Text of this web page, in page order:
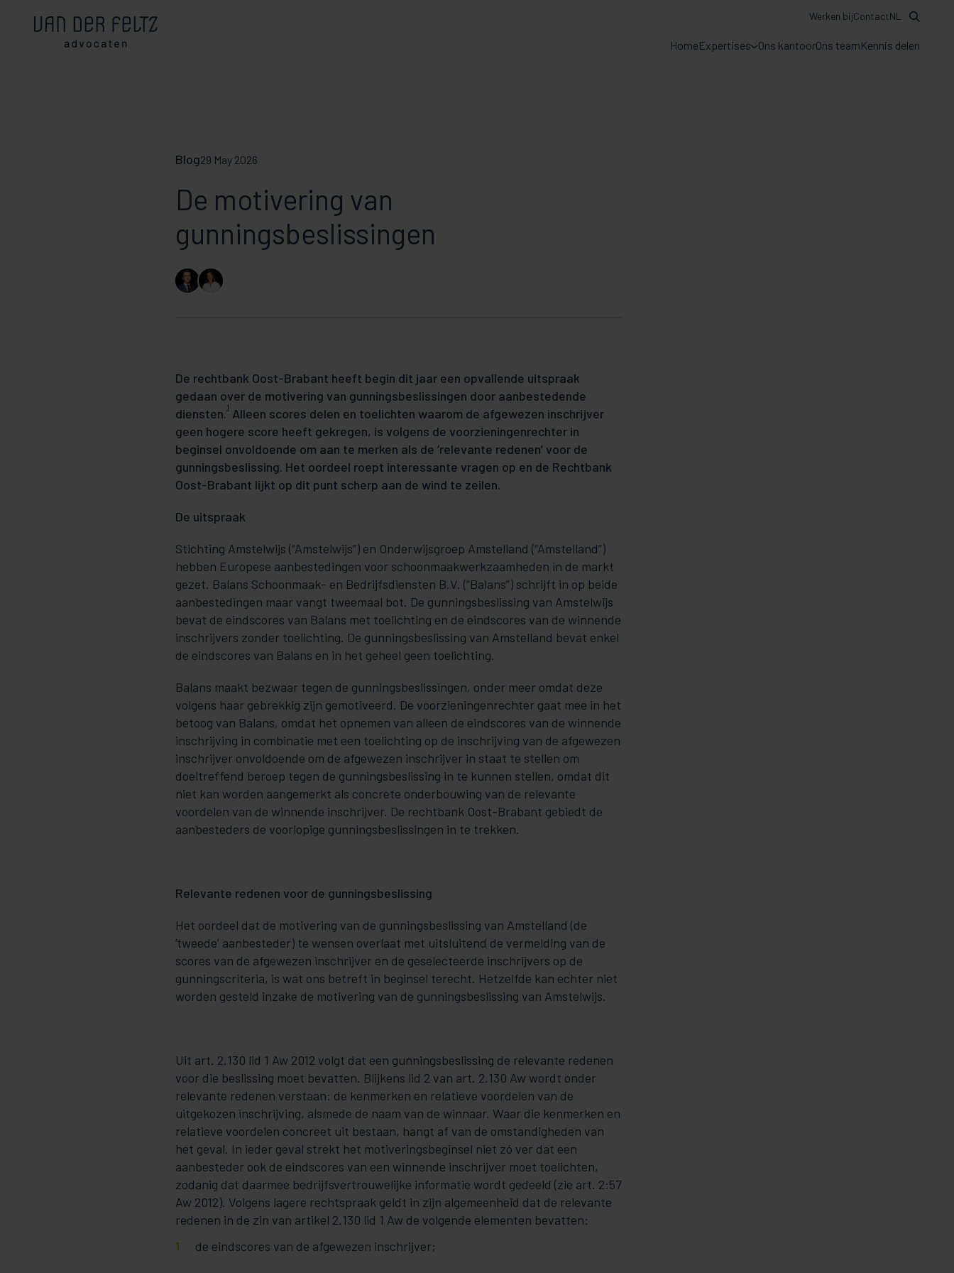
HomeExpertises Ons kantoorOns teamKennis delen
Werken bijContactNL
Blog29 May 2026
De motivering van
gunningsbeslissingen
De rechtbank Oost-Brabant heeft begin dit jaar een opvallende uitspraak
gedaan over de motivering van gunningsbeslissingen door aanbestedende
diensten.1 Alleen scores delen en toelichten waarom de afgewezen inschrijver
geen hogere score heeft gekregen, is volgens de voorzieningenrechter in
beginsel onvoldoende om aan te merken als de ‘relevante redenen’ voor de
gunningsbeslissing. Het oordeel roept interessante vragen op en de Rechtbank
Oost-Brabant lijkt op dit punt scherp aan de wind te zeilen.
De uitspraak
Stichting Amstelwijs (“Amstelwijs”) en Onderwijsgroep Amstelland (“Amstelland”)
hebben Europese aanbestedingen voor schoonmaakwerkzaamheden in de markt
gezet. Balans Schoonmaak- en Bedrijfsdiensten B.V. (“Balans”) schrijft in op beide
aanbestedingen maar vangt tweemaal bot. De gunningsbeslissing van Amstelwijs
bevat de eindscores van Balans met toelichting en de eindscores van de winnende
inschrijvers zonder toelichting. De gunningsbeslissing van Amstelland bevat enkel
de eindscores van Balans en in het geheel geen toelichting.
Balans maakt bezwaar tegen de gunningsbeslissingen, onder meer omdat deze
volgens haar gebrekkig zijn gemotiveerd. De voorzieningenrechter gaat mee in het
betoog van Balans, omdat het opnemen van alleen de eindscores van de winnende
inschrijving in combinatie met een toelichting op de inschrijving van de afgewezen
inschrijver onvoldoende om de afgewezen inschrijver in staat te stellen om
doeltreffend beroep tegen de gunningsbeslissing in te kunnen stellen, omdat dit
niet kan worden aangemerkt als concrete onderbouwing van de relevante
voordelen van de winnende inschrijver. De rechtbank Oost-Brabant gebiedt de
aanbesteders de voorlopige gunningsbeslissingen in te trekken.
Relevante redenen voor de gunningsbeslissing
Het oordeel dat de motivering van de gunningsbeslissing van Amstelland (de
‘tweede’ aanbesteder) te wensen overlaat met uitsluitend de vermelding van de
scores van de afgewezen inschrijver en de geselecteerde inschrijvers op de
gunningscriteria, is wat ons betreft in beginsel terecht. Hetzelfde kan echter niet
worden gesteld inzake de motivering van de gunningsbeslissing van Amstelwijs.
Uit art. 2.130 lid 1 Aw 2012 volgt dat een gunningsbeslissing de relevante redenen
voor die beslissing moet bevatten. Blijkens lid 2 van art. 2.130 Aw wordt onder
relevante redenen verstaan: de kenmerken en relatieve voordelen van de
uitgekozen inschrijving, alsmede de naam van de winnaar. Waar die kenmerken en
relatieve voordelen concreet uit bestaan, hangt af van de omstandigheden van
het geval. In ieder geval strekt het motiveringsbeginsel niet zó ver dat een
aanbesteder ook de eindscores van een winnende inschrijver moet toelichten,
zodanig dat daarmee bedrijfsvertrouwelijke informatie wordt gedeeld (zie art. 2:57
Aw 2012). Volgens lagere rechtspraak geldt in zijn algemeenheid dat de relevante
redenen in de zin van artikel 2.130 lid 1 Aw de volgende elementen bevatten:
de eindscores van de afgewezen inschrijver;